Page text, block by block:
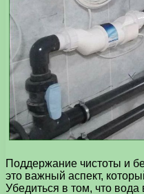
Поддержание чистоты и
это важный аспект,
Убедиться в том, что вода